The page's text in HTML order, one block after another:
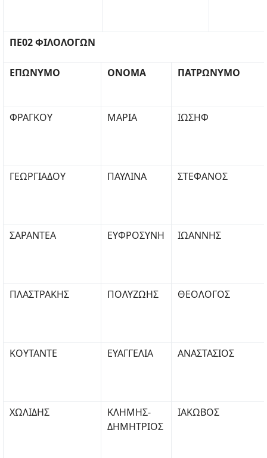
ΠΕ02 ΦΙΛΟΛΟΓΩΝ
ΕΠΩΝΥΜΟ ΟΝΟΜΑ ΠΑΤΡΩΝΥΜΟ
ΦΡΑΓΚΟΥ ΜΑΡΙΑ ΙΩΣΗΦ
ΓΕΩΡΓΙΑΔΟΥ ΠΑΥΛΙΝΑ ΣΤΕΦΑΝΟΣ
ΣΑΡΑΝΤΕΑ ΕΥΦΡΟΣΥΝΗ ΙΩΑΝΝΗΣ
ΠΛΑΣΤΡΑΚΗΣ ΠΟΛΥΖΩΗΣ ΘΕΟΛΟΓΟΣ
ΚΟΥΤΑΝΤΕ ΕΥΑΓΓΕΛΙΑ ΑΝΑΣΤΑΣΙΟΣ
ΧΩΛΙΔΗΣ
ΚΛΗΜΗΣ-
ΔΗΜΗΤΡΙΟΣ
ΙΑΚΩΒΟΣ